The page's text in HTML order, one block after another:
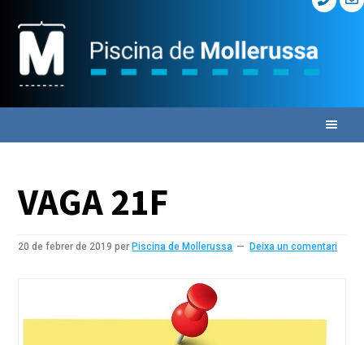
primary
navigation
content
primary
sidebar
VAGA 21F
20 de febrer de 2019 per Piscina de Mollerussa Deixa un comentari